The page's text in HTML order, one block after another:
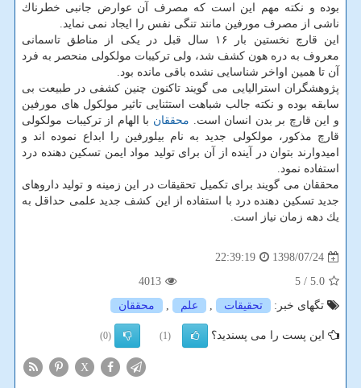
بوده و نكته مهم این است كه مصرف آن عوارض جانبی خطرناك
ناشی از مصرف مورفین مانند تنگی نفس را ایجاد نمی نماید.
این قارچ نخستین بار ۱۶ سال قبل در یكی از مناطق تاسمانی
معروف به دره هون كشف شد، ولی تركیبات مولكولی منحصر به فرد
آن تا همین اواخر شناسایی نشده باقی مانده بود.
پژوهشگران استرالیایی می گویند تاكنون چنین كشفی در طبیعت بی
سابقه بوده و نكته جالب شباهت استثنایی تاثیر مولكول های مورفین
و این قارچ بر بدن انسان است. محققان با الهام از تركیبات مولكولی
قارچ مذكور، مولكولی جدید به نام بیلورفین را ابداع نموده اند و
امیدوارند بتوان در آینده از آن برای تولید مواد ایمن تسكین دهنده درد
استفاده نمود.
محققان می گویند برای تكمیل تحقیقات در این زمینه و تولید داروهای
جدید تسكین دهنده درد با استفاده از این كشف جدید علمی حداقل به
یك دهه زمان نیاز است.
1398/07/24
22:39:19
5.0
/ 5
4013
تگهای خبر:
تحقیقات , علم , محققان
این پست را می پسندید؟ (1)
(0)
X